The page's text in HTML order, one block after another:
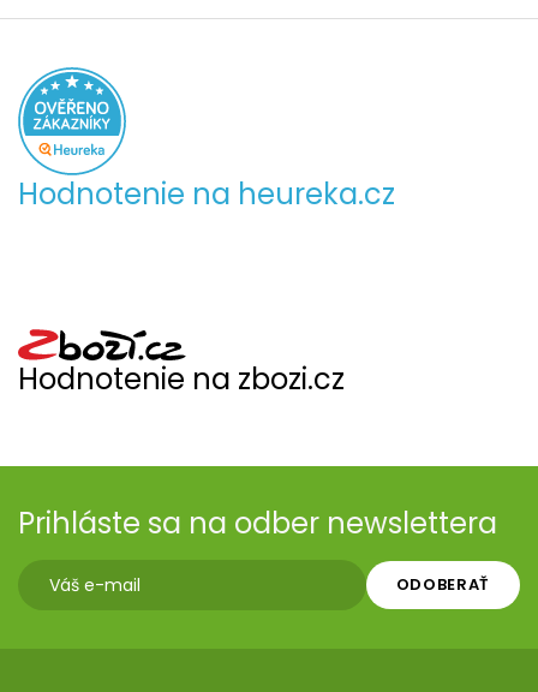
Hodnotenie na heureka.cz
Hodnotenie na zbozi.cz
Prihláste sa na odber newslettera
ODOBERAŤ